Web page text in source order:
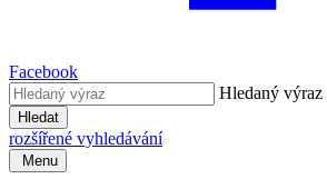
Facebook
Hledaný výraz
Hledat
rozšířené vyhledávání
Menu